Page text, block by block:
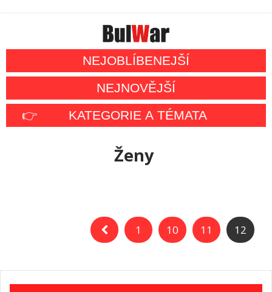
NEJOBLÍBENEJŠÍ
NEJNOVĚJŠÍ
👉
KATEGORIE A TÉMATA
Ženy
1 10 11 12